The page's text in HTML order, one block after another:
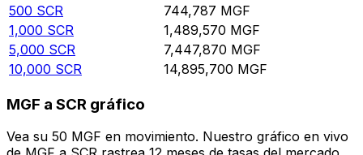
500 SCR 744,787 MGF
1,000 SCR 1,489,570 MGF
5,000 SCR 7,447,870 MGF
10,000 SCR 14,895,700 MGF
MGF a SCR gráfico
Vea su 50 MGF en movimiento. Nuestro gráfico en vivo